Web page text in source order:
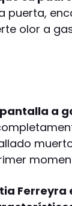
puerta,
olor a
a